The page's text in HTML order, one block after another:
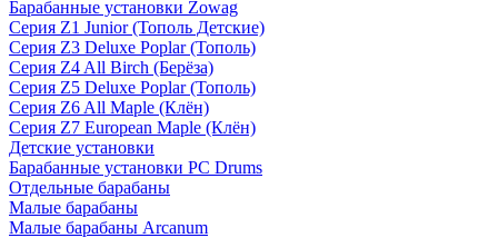
Барабанные установки Zowag
Серия Z1 Junior (Тополь Детские)
Серия Z3 Deluxe Poplar (Тополь)
Серия Z4 All Birch (Берёза)
Серия Z5 Deluxe Poplar (Тополь)
Серия Z6 All Maple (Клён)
Серия Z7 European Maple (Клён)
Детские установки
Барабанные установки PC Drums
Отдельные барабаны
Малые барабаны
Малые барабаны Arcanum